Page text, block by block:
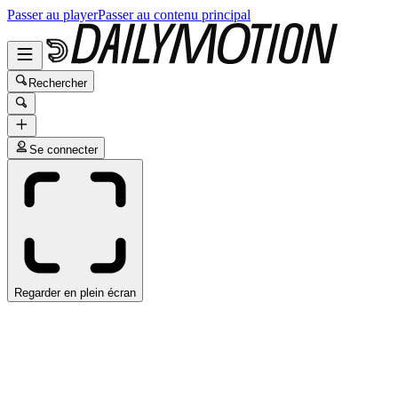
Passer au playerPasser au contenu principal
Rechercher
Se connecter
Regarder en plein écran